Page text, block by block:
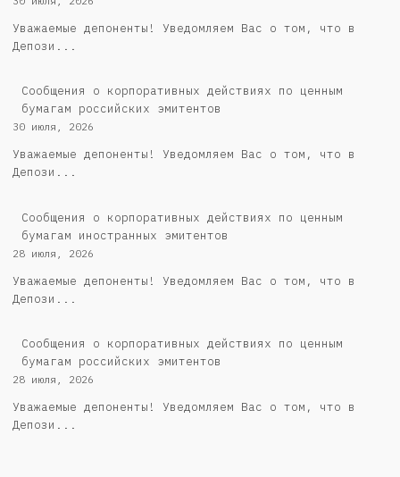
Уважаемые депоненты! Уведомляем Вас о том, что в
Депози...
Cообщения о корпоративных действиях по ценным
бумагам российских эмитентов
30 июля, 2026
Уважаемые депоненты! Уведомляем Вас о том, что в
Депози...
Сообщения о корпоративных действиях по ценным
бумагам иностранных эмитентов
28 июля, 2026
Уважаемые депоненты! Уведомляем Вас о том, что в
Депози...
Cообщения о корпоративных действиях по ценным
бумагам российских эмитентов
28 июля, 2026
Уважаемые депоненты! Уведомляем Вас о том, что в
Депози...